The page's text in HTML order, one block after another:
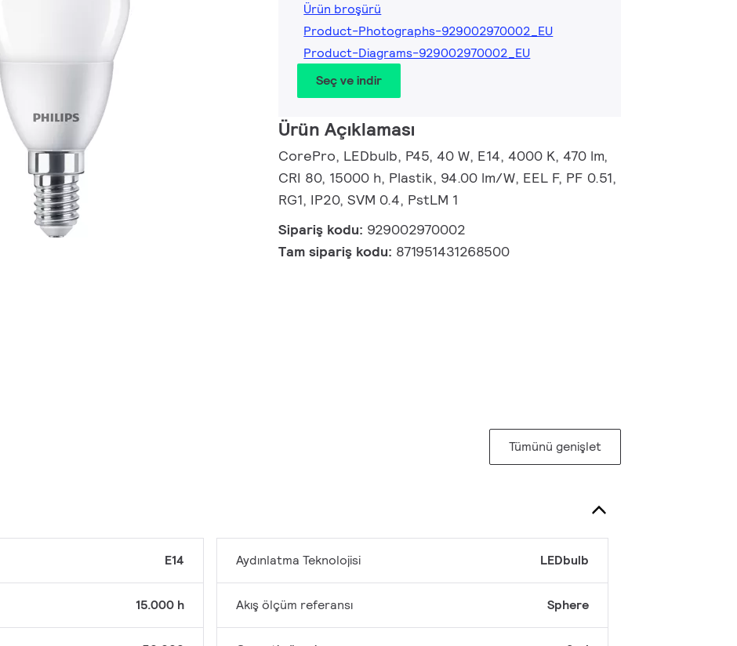
Ürün broşürü
Product-Photographs-929002970002_EU
Product-Diagrams-929002970002_EU
Seç ve indir
Ürün Açıklaması
CorePro, LEDbulb, P45, 40 W, E14, 4000 K, 470 lm,
CRI 80, 15000 h, Plastik, 94.00 lm/W, EEL F, PF 0.51,
RG1, IP20, SVM 0.4, PstLM 1
Sipariş kodu: 929002970002
Tam sipariş kodu: 871951431268500
Tümünü genişlet
E14
15.000 h
Aydınlatma Teknolojisi LEDbulb
Akış ölçüm referansı Sphere